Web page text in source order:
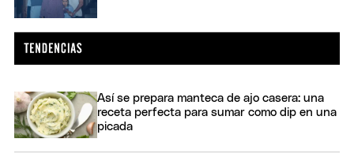
Así se prepara manteca de ajo casera: una
receta perfecta para sumar como dip en una
picada